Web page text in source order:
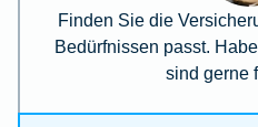
Finden Sie die
Bedürfnissen passt.
sind gerne